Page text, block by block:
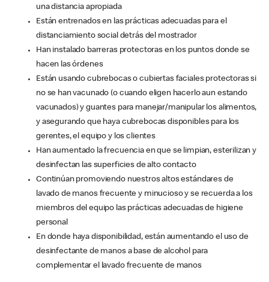
una distancia apropiada
Están entrenados en las prácticas adecuadas para el
distanciamiento social detrás del mostrador
Han instalado barreras protectoras en los puntos donde se
hacen las órdenes
Están usando cubrebocas o cubiertas faciales protectoras si
no se han vacunado (o cuando eligen hacerlo aun estando
vacunados) y guantes para manejar/manipular los alimentos,
y asegurando que haya cubrebocas disponibles para los
gerentes, el equipo y los clientes
Han aumentado la frecuencia en que se limpian, esterilizan y
desinfectan las superficies de alto contacto
Continúan promoviendo nuestros altos estándares de
lavado de manos frecuente y minucioso y se recuerda a los
miembros del equipo las prácticas adecuadas de higiene
personal
En donde haya disponibilidad, están aumentando el uso de
desinfectante de manos a base de alcohol para
complementar el lavado frecuente de manos